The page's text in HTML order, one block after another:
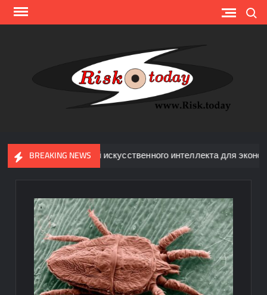
Перейти
BREAKING NEWS
технологий искусственного интеллекта для